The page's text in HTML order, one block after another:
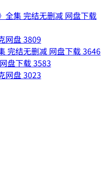
全集 完结无删减 网盘下载
网盘3809
完结无删减 网盘下载3646
盘下载3583
网盘3023